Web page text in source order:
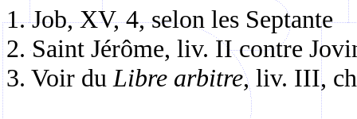
1. Job, XV, 4, selon les Septante
2. Saint Jérôme, liv. II contre
3. Voir du Libre arbitre, liv. III,